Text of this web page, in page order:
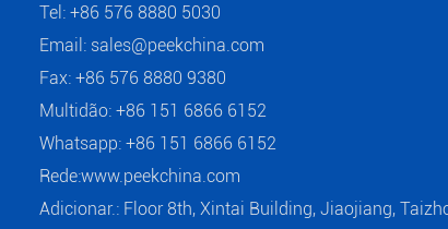
Tel: +86 576 8880 5030
Email: sales@peekchina.com
Fax: +86 576 8880 9380
Multidão: +86 151 6866 6152
Whatsapp:+86 151 6866 6152
Rede:www.peekchina.com
Adicionar.: Floor 8th, Xintai Building, Jiaojiang,